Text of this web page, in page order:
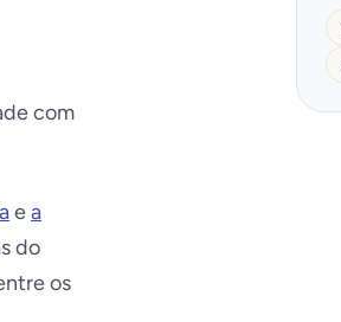
com
ea
do
os